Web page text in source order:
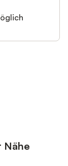
Nähe